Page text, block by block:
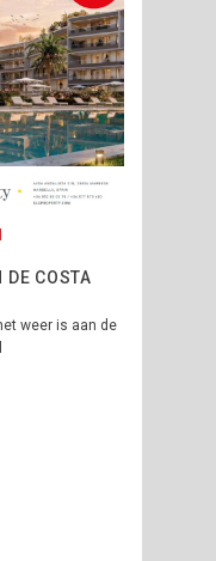
DE COSTA
weer is aan de